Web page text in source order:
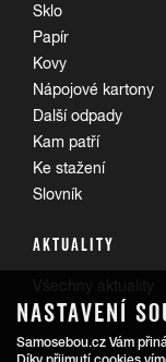
Sklo
Papír
Kovy
Nápojové kartony
Další odpady
Kam patří
Ke stažení
Slovník
AKTUALITY
NASTAVENÍ
Samosebou.cz Vám